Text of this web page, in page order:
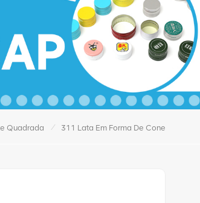
Quadrada / 311 Lata Em Forma De Cone